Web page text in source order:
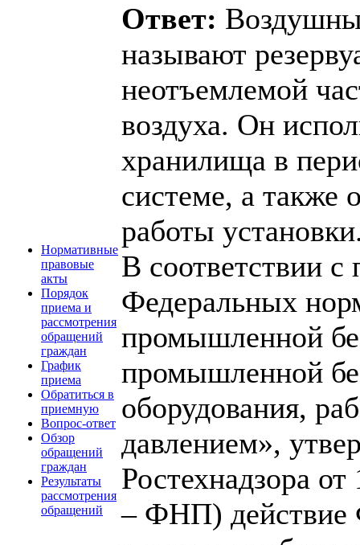
Нормативные
правовые
акты
Порядок
приема и
рассмотрения
обращений
граждан
График
приема
Обратиться в
приемную
Вопрос-ответ
Обзор
обращений
граждан
Результаты
рассмотрения
обращений
Ответ:
называют
неотъемлемой
воздуха. Он
хранилища в
системе, а также
работы
В соответствии
Федеральных
промышленной
промышленной
оборудования,
давлением»,
Ростехнадзора
– ФНП) действие